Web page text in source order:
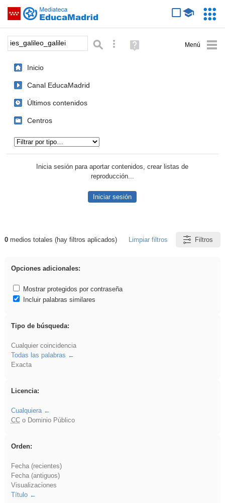
Saltar navegación
Palabra o frase: Búsqueda avanzada
Ayuda
(en
Inicio
Canal EducaMadrid
Últimos contenidos
Centros
Inicia sesión para aportar contenidos, crear listas de
reproducción...
Iniciar sesión
Resultados de: ies_galileo_galilei
0medios totales (hay filtros aplicados) Limpiar filtros Filtros
Opciones adicionales:
Mostrar protegidos por contraseña
Incluir palabras similares
Tipo de búsqueda:
Cualquier coincidencia
Todas las palabras
Exacta
Licencia:
Cualquiera
CCo Dominio Público
Orden:
Fecha (recientes)
Fecha (antiguos)
Visualizaciones
Título